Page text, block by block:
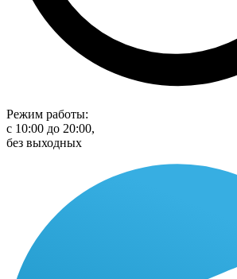
Режим работы:
с 10:00 до 20:00,
без выходных